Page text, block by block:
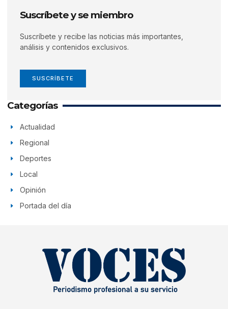
Suscríbete y se miembro
Suscríbete y recibe las noticias más importantes,
análisis y contenidos exclusivos.
SUSCRÍBETE
Categorías
Actualidad
Regional
Deportes
Local
Opinión
Portada del día